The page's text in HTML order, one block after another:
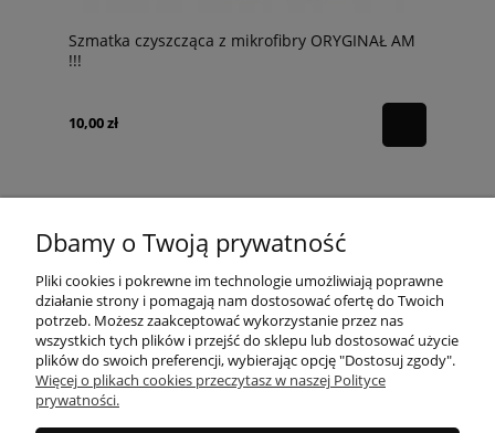
Szmatka czyszcząca z mikrofibry ORYGINAŁ AM
!!!
10,00 zł
POMOC
MOJE KONTO
PŁATNOŚCI I DOSTAWA
Dbamy o Twoją prywatność
Pliki cookies i pokrewne im technologie umożliwiają poprawne
działanie strony i pomagają nam dostosować ofertę do Twoich
potrzeb. Możesz zaakceptować wykorzystanie przez nas
wszystkich tych plików i przejść do sklepu lub dostosować użycie
plików do swoich preferencji, wybierając opcję "Dostosuj zgody".
Więcej o plikach cookies przeczytasz w naszej Polityce
prywatności.